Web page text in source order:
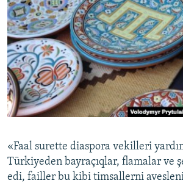
«Faal surette diaspora vekilleri
Türkiyeden bayraçıqlar, flamalar ve
edi, failler bu kibi timsallerni